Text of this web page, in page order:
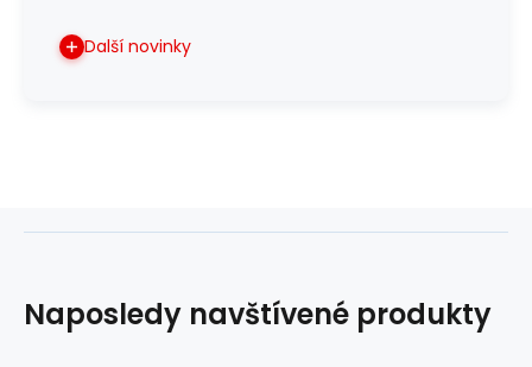
Další novinky
Naposledy navštívené produkty